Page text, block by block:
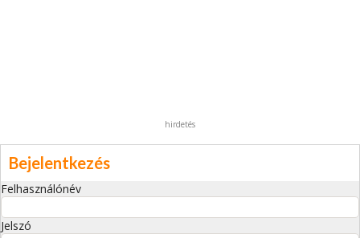
hirdetés
Bejelentkezés
Felhasználónév
Jelszó